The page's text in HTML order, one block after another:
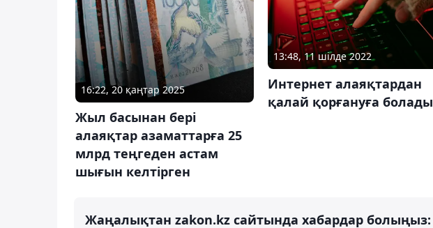
16:22, 20 қаңтар 2025
Жыл басынан бері
алаяқтар азаматтарға 25
млрд теңгеден астам
шығын келтірген
13:48, 11 шілде 2022
Интернет алаяқтардан
қалай қорғануға болады
Жаңалықтан zakon.kz сайтында хабардар болыңыз: